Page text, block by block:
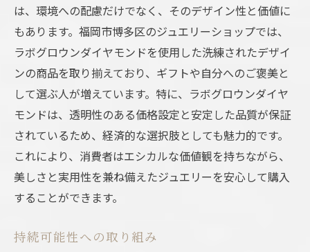
は、環境への配慮だけでなく、そのデザイン性と価値に
もあります。福岡市博多区のジュエリーショップでは、
ラボグロウンダイヤモンドを使用した洗練されたデザイ
ンの商品を取り揃えており、ギフトや自分へのご褒美と
して選ぶ人が増えています。特に、ラボグロウンダイヤ
モンドは、透明性のある価格設定と安定した品質が保証
されているため、経済的な選択肢としても魅力的です。
これにより、消費者はエシカルな価値観を持ちながら、
美しさと実用性を兼ね備えたジュエリーを安心して購入
することができます。
持続可能性への取り組み